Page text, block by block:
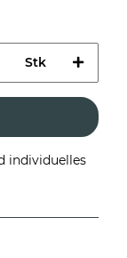
Stk
individuelles